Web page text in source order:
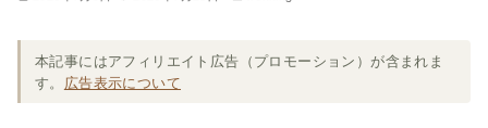
本記事にはアフィリエイト広告（プロモーション）が含まれま
す。 広告表示について